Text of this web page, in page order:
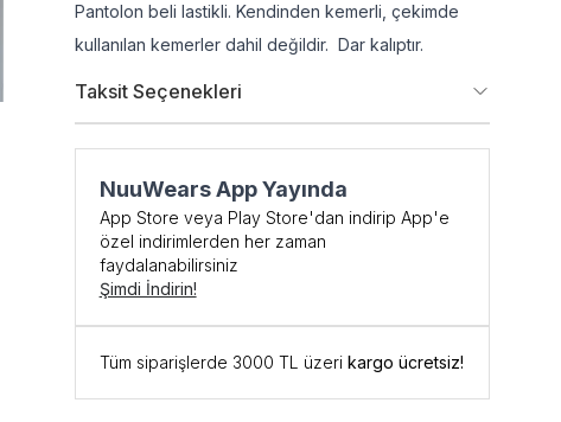
Pantolon beli lastikli. Kendinden kemerli, çekimde
kullanılan kemerler dahil değildir. Dar kalıptır.
Taksit Seçenekleri
NuuWears App Yayında
App Store veya Play Store'dan indirip App'e
özel indirimlerden her zaman
faydalanabilirsiniz
Şimdi İndirin!
Tüm siparişlerde 3000 TL üzeri kargo ücretsiz!
Özel